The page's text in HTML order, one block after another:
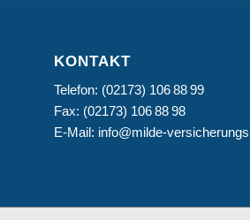
KONTAKT
Telefon: (02173) 106 88 99
Fax: (02173) 106 88 98
E-Mail: info@milde-